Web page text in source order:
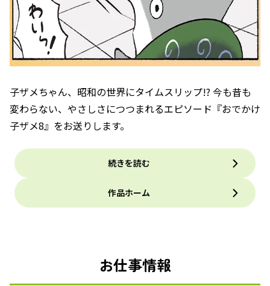
子ザメちゃん、昭和の世界にタイムスリップ!? 今も昔も
変わらない、やさしさにつつまれるエピソード『おでかけ
子ザメ8』をお送りします。
続きを読む
作品ホーム
お仕事情報